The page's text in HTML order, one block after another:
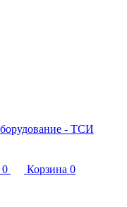
0 Корзина 0